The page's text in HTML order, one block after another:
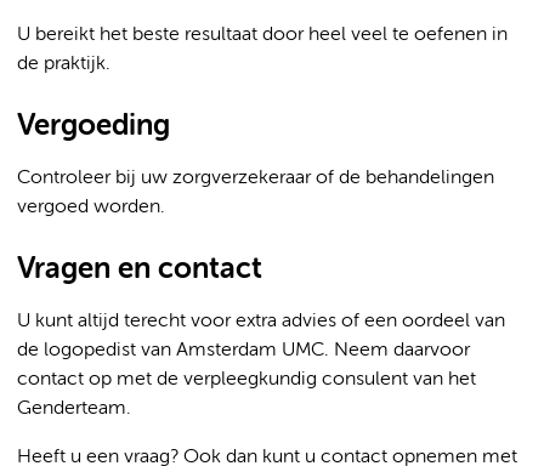
U bereikt het beste resultaat door heel veel te oefenen in
de praktijk.
Vergoeding
Controleer bij uw zorgverzekeraar of de behandelingen
vergoed worden.
Vragen en contact
U kunt altijd terecht voor extra advies of een oordeel van
de logopedist van Amsterdam UMC. Neem daarvoor
contact op met de verpleegkundig consulent van het
Genderteam.
Heeft u een vraag? Ook dan kunt u contact opnemen met